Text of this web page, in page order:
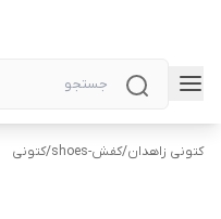
کتونی زاهدان/کفش-shoes /کتونی